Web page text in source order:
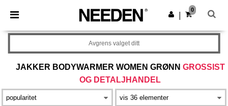
× Needen-app
Bedre priser i appen!
Last ned app
0
JAKKER BODYWARMER WOMEN GRØNN GROSSIST
OG DETALJHANDEL
Avgrens valget ditt